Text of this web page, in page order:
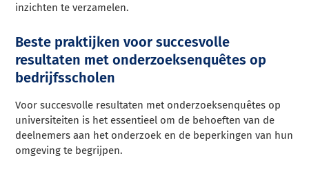
inzichten te verzamelen.
Beste praktijken voor succesvolle
resultaten met onderzoeksenquêtes op
bedrijfsscholen
Voor succesvolle resultaten met onderzoeksenquêtes op
universiteiten is het essentieel om de behoeften van de
deelnemers aan het onderzoek en de beperkingen van hun
omgeving te begrijpen.